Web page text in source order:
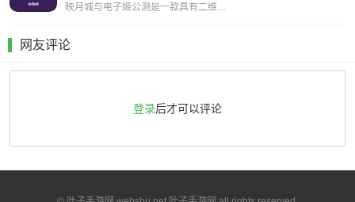
映月城与电子姬公测是一款具有二维风格的漂亮动作射击游戏。玩家可以自由选择自己的角色去奋斗系统的声音和字幕是超级无意义的，为玩家提供了各种丰富的故事和故事。感兴趣的朋友很快下载体验映月城与电子姬公测特色不同的角色有自己的能力和属性，玩家需要灵
网友评论
登录后才可以评论